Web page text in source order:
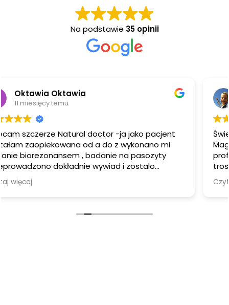
Na podstawie 35 opinii
pacjent
Świetna specjalistka, z całego serca
Magdalena podeszła do mnie z
profesjonalizmem serdecznością i
troską. Wykazała się ogromną wiedzą!
Wizyta była prowadzona w miłej i
atmosferze. Zalecenia które